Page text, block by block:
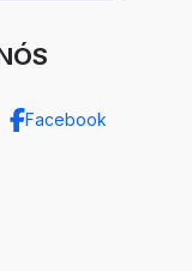
Facebook